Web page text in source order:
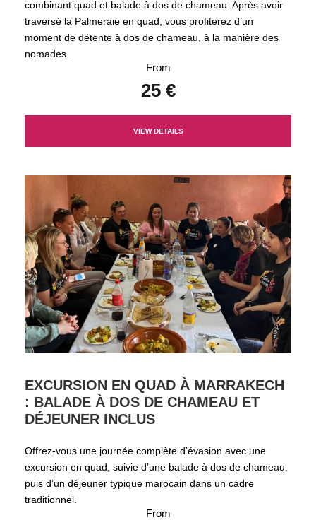
combinant quad et balade à dos de chameau. Après avoir
traversé la Palmeraie en quad, vous profiterez d’un
moment de détente à dos de chameau, à la manière des
nomades.
From
25 €
VIEW DETAILS
EXCURSION EN QUAD À MARRAKECH
: BALADE À DOS DE CHAMEAU ET
DÉJEUNER INCLUS
Offrez-vous une journée complète d’évasion avec une
excursion en quad, suivie d’une balade à dos de chameau,
puis d’un déjeuner typique marocain dans un cadre
traditionnel.
From